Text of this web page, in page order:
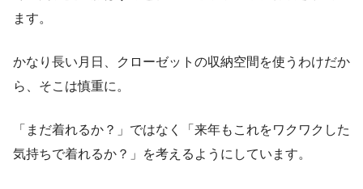
ます。
かなり長い月日、クローゼットの収納空間を使うわけだか
ら、そこは慎重に。
「まだ着れるか？」ではなく「来年もこれをワクワクした
気持ちで着れるか？」を考えるようにしています。